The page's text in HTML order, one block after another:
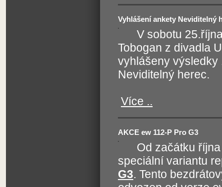
Vyhlášení ankety Neviditelný
V sobotu
Tobogan z divadla
vyhlášeny
Neviditelný herec.
Více ..
AKCE ew 112-P Pro G3
Od začátku
speciální variantu
G3. Tento